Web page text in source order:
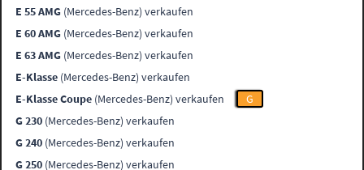
E 55 AMG (Mercedes-Benz) verkaufen
E 60 AMG (Mercedes-Benz) verkaufen
E 63 AMG (Mercedes-Benz) verkaufen
E-Klasse (Mercedes-Benz) verkaufen
E-Klasse Coupe (Mercedes-Benz) verkaufen
G
G 230 (Mercedes-Benz) verkaufen
G 240 (Mercedes-Benz) verkaufen
G 250 (Mercedes-Benz) verkaufen